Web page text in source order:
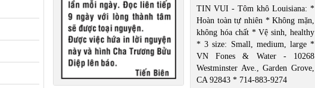
TIN VUI - Tôm khô Louisiana: *
Hoàn toàn tự nhiên * Không mặn,
không hóa chất * Vệ sinh, healthy
* 3 size: Small, medium, large *
VN Fones & Water - 10268
Westminster Ave., Garden Grove,
CA 92843 * 714-883-9274